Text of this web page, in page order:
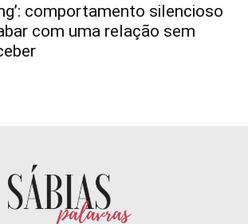
comportamento silencioso
com uma relação sem